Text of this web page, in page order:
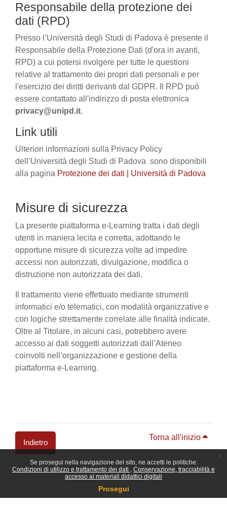
Se prosegui nella navigazione del sito, ne accetti le politiche:
Condizioni di utilizzo e trattamento dei dati
Conservazione, tracciabilità e
accesso ai materiali didattici digitali
Prosegui
Responsabile della protezione dei
dati (RPD)
Presso l’Università degli Studi di Padova è presente il
Responsabile della Protezione Dati (d'ora in avanti,
RPD) a cui potersi rivolgere per tutte le questioni
relative al trattamento dei propri dati personali e per
l'esercizio dei diritti derivanti dal GDPR. Il RPD può
essere contattato all'indirizzo di posta elettronica
privacy@unipd.it.
Link utili
Ulteriori informazioni sulla Privacy Policy
dell’Università degli Studi di Padova sono disponibili
alla pagina Protezione dei dati | Università di Padova
Misure di sicurezza
La presente piattaforma e-Learning tratta i dati degli
utenti in maniera lecita e corretta, adottando le
opportune misure di sicurezza volte ad impedire
accessi non autorizzati, divulgazione, modifica o
distruzione non autorizzata dei dati.
Il trattamento viene effettuato mediante strumenti
informatici e/o telematici, con modalità organizzative e
con logiche strettamente correlate alle finalità indicate.
Oltre al Titolare, in alcuni casi, potrebbero avere
accesso ai dati soggetti autorizzati dall’Ateneo
coinvolti nell’organizzazione e gestione della
piattaforma e-Learning.
Indietro
Torna all'inizio
Blocchi